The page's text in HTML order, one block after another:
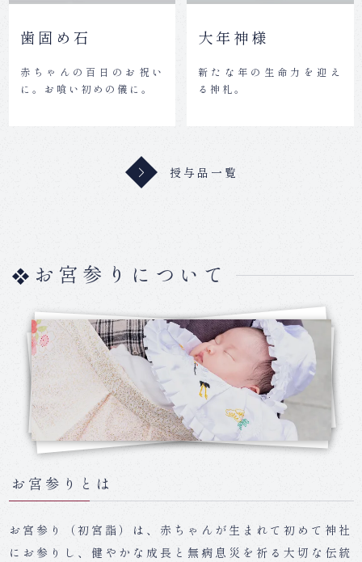
歯固め石
赤ちゃんの百日のお祝い
に。お喰い初めの儀に。
大年神様
新たな年の生命力を迎え
る神札。
授与品一覧
お宮参りについて
お宮参りとは
お宮参り（初宮詣）は、赤ちゃんが生まれて初めて神社
にお参りし、健やかな成長と無病息災を祈る大切な伝統